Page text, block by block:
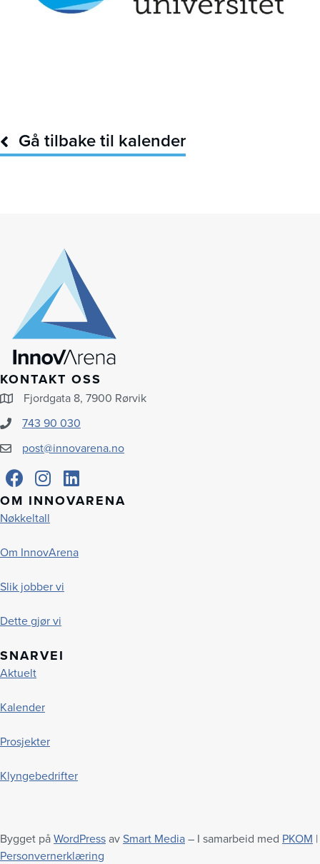
Gå tilbake til kalender
KONTAKT OSS
Fjordgata 8, 7900 Rørvik
743 90 030
post@innovarena.no
OM INNOVARENA
Nøkkeltall
Om InnovArena
Slik jobber vi
Dette gjør vi
SNARVEI
Aktuelt
Kalender
Prosjekter
Klyngebedrifter
Bygget på WordPress av Smart Media – I samarbeid med PKOM |
Personvernerklæring